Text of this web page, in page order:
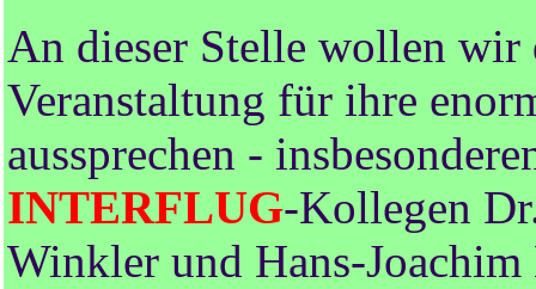
An dieser Stelle wollen
Veranstaltung für ihre
aussprechen -
INTERFLUG-Kollegen
Winkler und Hans-